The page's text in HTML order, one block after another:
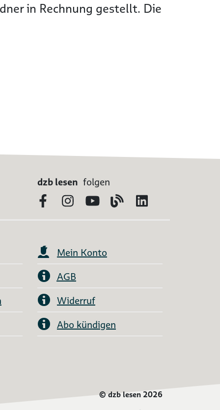
in Rechnung gestellt. Die
dzb lesen folgen
FacebookInstagram
YouTubeBlog
Mein Konto
AGB
Widerruf
Abo kündigen
©dzb lesen 2026